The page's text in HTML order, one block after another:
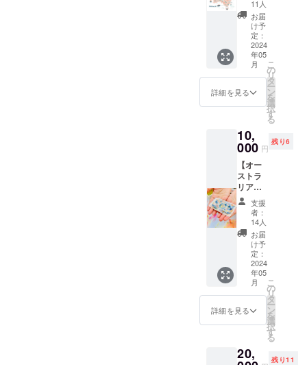
×148m
m ・デ
ザイ
ン…原
画 地
球の鼓
う 個展
での手
渡し、
もしく
は郵送
でお送
りいた
しま
す。 備
手渡し
の旨を
記載お
願いい
たしま
す。 ・
数量…1
枚 ・商
品サイ
ズ…
A4
210mm
×297m
m ・デ
ザイ
ン…原
画 地
サイ
ズ 24
ペー
ジ
3,000
円】
オース
トラリ
アでの
体験記
トルは
未定・
表紙は
イメー
ジで
す。）
オース
トラリ
アで感
じたこ
と、展
示会の
様子、
ライブ
ペイン
トの様
子、生
スト、
11人
お届
け予
定：
2024
年05
月
詳細を見る
こ
の
リ
タ
ー
ン
を
選
択
す
る
10,
000 円
残り6
【オー
ストラ
リアに
て、あ
なたの
イメー
ジで描
く 名
刺サイ
ズ 原
画】
オース
トラリ
ア滞在
中に、
名刺サ
和紙
（二俣
支援
者：
14人
お届
け予
定：
2024
年05
月
詳細を見る
こ
の
リ
タ
ー
ン
を
選
択
す
る
20, 残り11